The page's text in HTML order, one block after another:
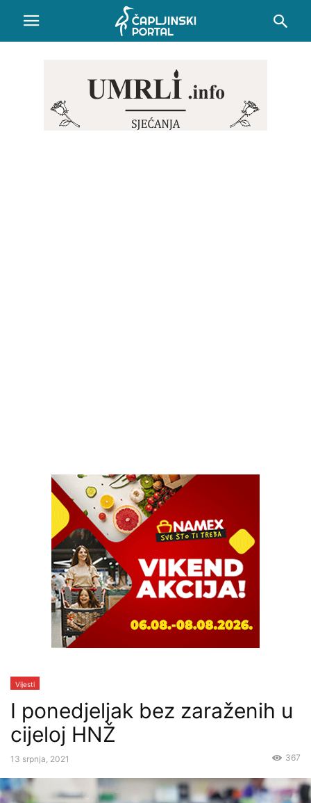
Vijesti
I ponedjeljak bez zaraženih u
cijeloj HNŽ
13 srpnja, 2021 367